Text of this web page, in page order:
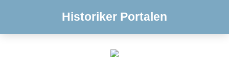
Historiker Portalen